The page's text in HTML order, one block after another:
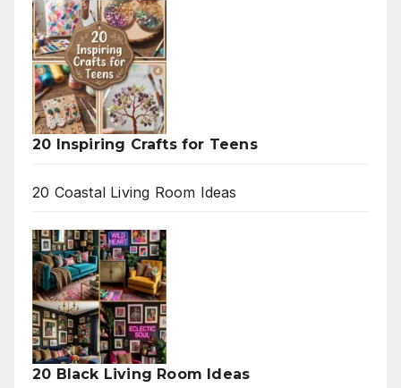
20 Inspiring Crafts for Teens
20 Coastal Living Room Ideas
20 Black Living Room Ideas